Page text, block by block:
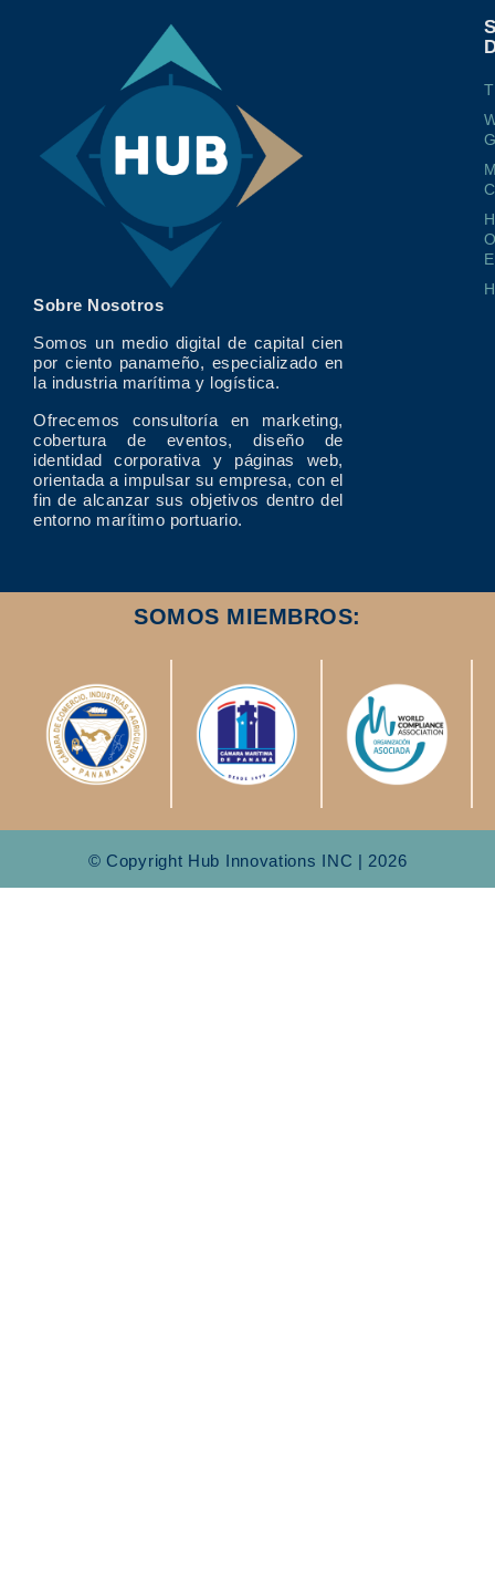
Sobre Nosotros
Somos un medio digital de capital cien
por ciento panameño, especializado en
la industria marítima y logística.
Ofrecemos consultoría en marketing,
cobertura de eventos, diseño de
identidad corporativa y páginas web,
orientada a impulsar su empresa, con el
fin de alcanzar sus objetivos dentro del
entorno marítimo portuario.
SOMOS MIEMBROS:
© Copyright Hub Innovations INC | 2026